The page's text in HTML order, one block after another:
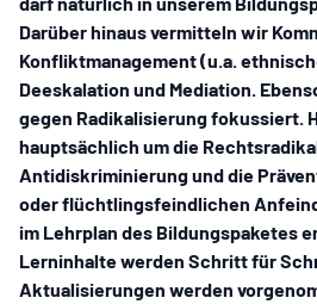
Darüber hinaus vermitteln wir
Konfliktmanagement (u.a.
Deeskalation und Mediation.
gegen Radikalisierung fokussiert.
hauptsächlich um die
Antidiskriminierung und die
oder flüchtlingsfeindlichen
im Lehrplan des Bildungspaketes
Lerninhalte werden Schritt für
Aktualisierungen werden